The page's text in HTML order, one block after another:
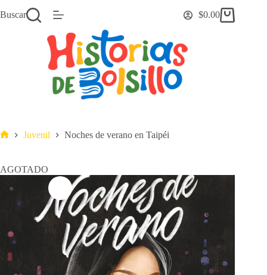
al
Buscar
Carro
$0.00
Juvenil Noches de verano en Taipéi
AGOTADO